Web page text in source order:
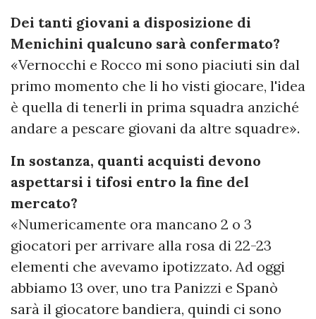
Dei tanti giovani a disposizione di
Menichini qualcuno sarà confermato?
«Vernocchi e Rocco mi sono piaciuti sin dal
primo momento che li ho visti giocare, l'idea
è quella di tenerli in prima squadra anziché
andare a pescare giovani da altre squadre».
In sostanza, quanti acquisti devono
aspettarsi i tifosi entro la fine del
mercato?
«Numericamente ora mancano 2 o 3
giocatori per arrivare alla rosa di 22-23
elementi che avevamo ipotizzato. Ad oggi
abbiamo 13 over, uno tra Panizzi e Spanò
sarà il giocatore bandiera, quindi ci sono